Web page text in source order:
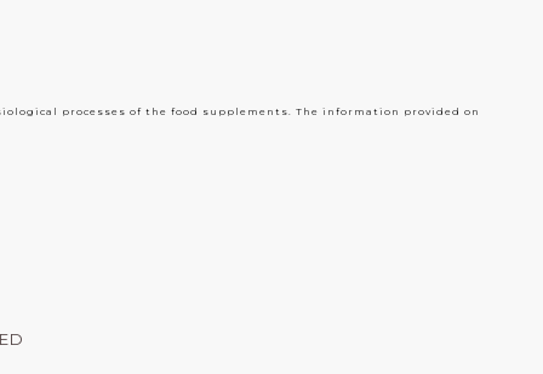
processes of the food supplements. The information provided on